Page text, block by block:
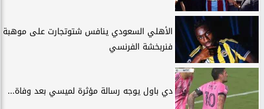
الأهلي السعودي ينافس شتوتجارت على موهبة
فنربخشة الفرنسي
دي باول يوجه رسالة مؤثرة لميسي بعد وفاة...